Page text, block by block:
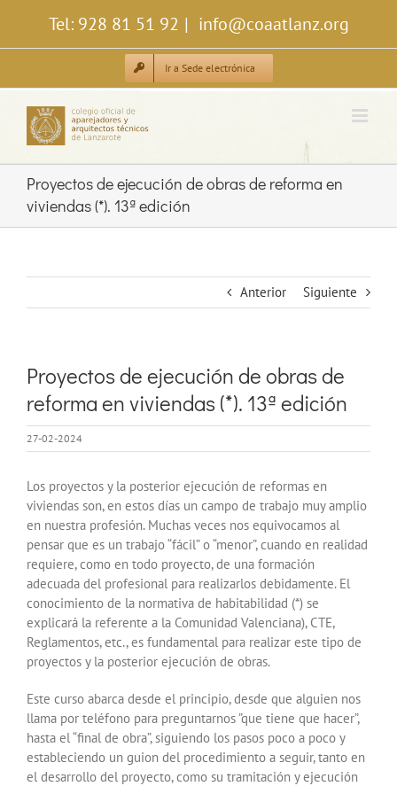
contenido
Tel: 928 81 51 92 | info@coaatlanz.org
Ir a Sede electrónica
Proyectos de ejecución de obras de reforma en
viviendas (*). 13ª edición
Anterior Siguiente
Proyectos de ejecución de obras de
reforma en viviendas (*). 13ª edición
27-02-2024
Los proyectos y la posterior ejecución de reformas en
viviendas son, en estos días un campo de trabajo muy amplio
en nuestra profesión. Muchas veces nos equivocamos al
pensar que es un trabajo “fácil” o “menor”, cuando en realidad
requiere, como en todo proyecto, de una formación
adecuada del profesional para realizarlos debidamente. El
conocimiento de la normativa de habitabilidad (*) se
explicará la referente a la Comunidad Valenciana), CTE,
Reglamentos, etc., es fundamental para realizar este tipo de
proyectos y la posterior ejecución de obras.
Este curso abarca desde el principio, desde que alguien nos
llama por teléfono para preguntarnos ”que tiene que hacer”,
hasta el “final de obra”, siguiendo los pasos poco a poco y
estableciendo un guion del procedimiento a seguir, tanto en
el desarrollo del proyecto, como su tramitación y ejecución